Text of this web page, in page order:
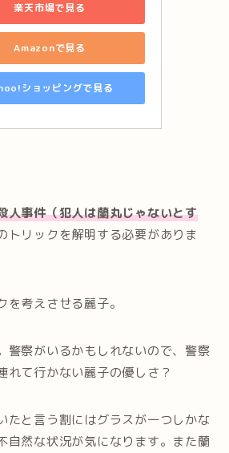
楽天市場で見る
Amazonで見る
ショッピングで見る
人事件（犯人は蘭丸じゃないとす
トリックを解明する必要がありま
考えさせる麗子。
警察がいるかもしれないので、警察
れて行かない麗子の優しさ？
たと言う割にはグラスが一つしかな
自然な状況が気になります。また蘭